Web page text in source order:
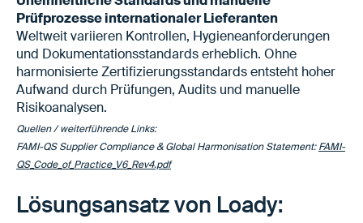
Prüfprozesse internationaler Lieferanten
Weltweit variieren Kontrollen, Hygieneanforderungen
und Dokumentationsstandards erheblich. Ohne
harmonisierte Zertifizierungsstandards entsteht hoher
Aufwand durch Prüfungen, Audits und manuelle
Risikoanalysen.
Quellen / weiterführende Links:
FAMI-QS Supplier Compliance & Global Harmonisation Statement:FAMI-
QS_Code_of_Practice_V6_Rev4.pdf
Lösungsansatz von Loady: